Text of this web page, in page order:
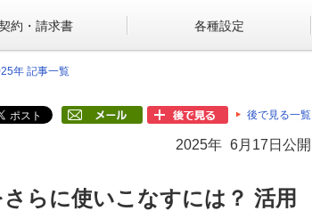
約・請求書 各種設定
年 記事一覧
後で見る一覧
2025年 6月17日公開
らに使いこなすには？ 活用